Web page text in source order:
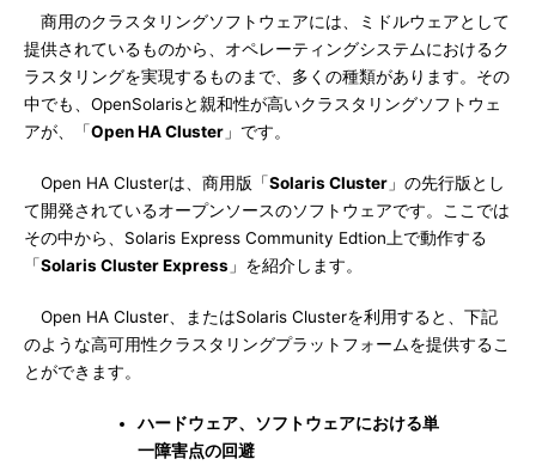
商用のクラスタリングソフトウェアには、ミドルウェアとして
提供されているものから、オペレーティングシステムにおけるク
ラスタリングを実現するものまで、多くの種類があります。その
中でも、OpenSolarisと親和性が高いクラスタリングソフトウェ
アが、「Open HA Cluster 」です。
Open HA Clusterは、商用版「Solaris Cluster 」の先行版とし
て開発されているオープンソースのソフトウェアです。ここでは
その中から、Solaris Express Community Edtion上で動作する
「Solaris Cluster Express 」を紹介します。
Open HA Cluster、またはSolaris Clusterを利用すると、下記
のような高可用性クラスタリングプラットフォームを提供するこ
とができます。
ハードウェア、ソフトウェアにおける単
一障害点の回避